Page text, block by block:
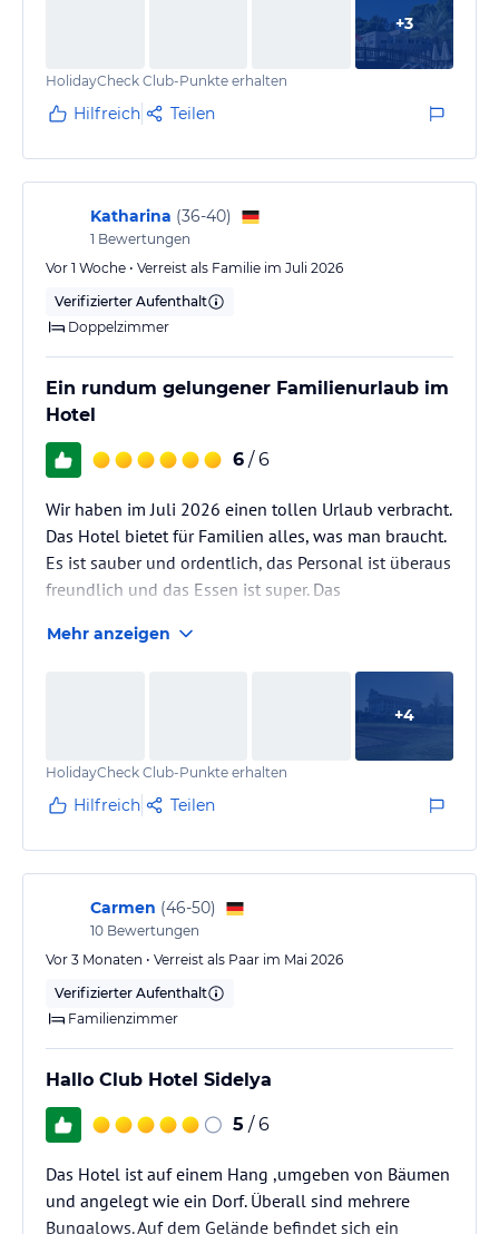
+3
HolidayCheck Club-Punkte erhalten
Hilfreich Teilen
Katharina (36-40)
1 Bewertungen
Vor 1 Woche • Verreist als Familie im Juli 2026
Verifizierter Aufenthalt
Doppelzimmer
Ein rundum gelungener Familienurlaub im
Hotel
6 / 6
Wir haben im Juli 2026 einen tollen Urlaub verbracht.
Das Hotel bietet für Familien alles, was man braucht.
Es ist sauber und ordentlich, das Personal ist überaus
freundlich und das Essen ist super. Das
haben uns sehr wohl gefühlt.
Mehr anzeigen
+4
HolidayCheck Club-Punkte erhalten
Hilfreich Teilen
Carmen (46-50)
10 Bewertungen
Vor 3 Monaten • Verreist als Paar im Mai 2026
Verifizierter Aufenthalt
Familienzimmer
Hallo Club Hotel Sidelya
5 / 6
Das Hotel ist auf einem Hang ,umgeben von Bäumen
und angelegt wie ein Dorf. Überall sind mehrere
Bungalows. Auf dem Gelände befindet sich ein